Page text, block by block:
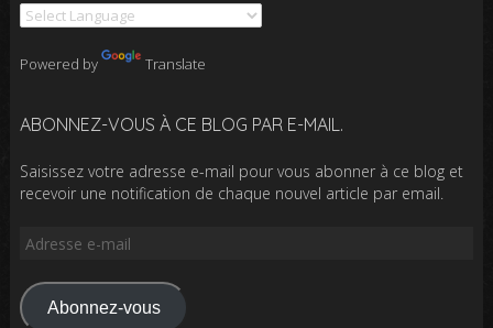
Powered by Translate
ABONNEZ-VOUS À CE BLOG PAR E-MAIL.
Saisissez votre adresse e-mail pour vous abonner à ce blog et
recevoir une notification de chaque nouvel article par email.
Adresse
mail
Abonnez-vous